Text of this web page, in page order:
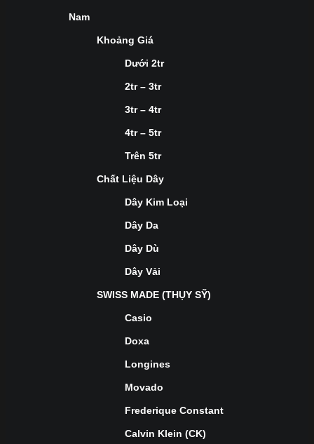
Nam
Khoảng Giá
Dưới 2tr
2tr – 3tr
3tr – 4tr
4tr – 5tr
Trên 5tr
Chất Liệu Dây
Dây Kim Loại
Dây Da
Dây Dù
Dây Vải
SWISS MADE (THỤY SỸ)
Casio
Doxa
Longines
Movado
Frederique Constant
Calvin Klein (CK)